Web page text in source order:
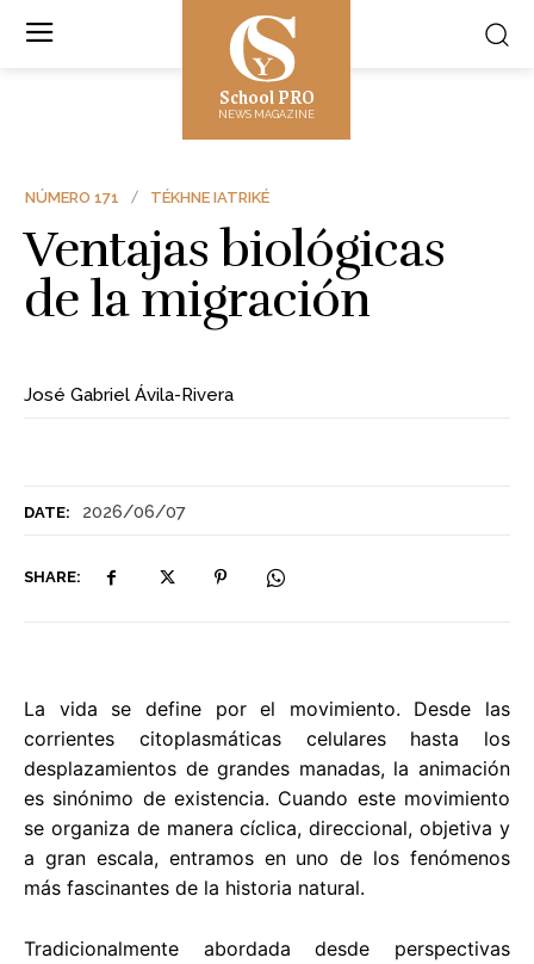
School PRO
NEWS MAGAZINE
DATE: 2026/06/07
SHARE:
NÚMERO 171 TÉKHNE IATRIKÉ
Ventajas biológicas
de la migración
José Gabriel Ávila-Rivera
La vida se define por el movimiento. Desde las
corrientes citoplasmáticas celulares hasta los
desplazamientos de grandes manadas, la animación
es sinónimo de existencia. Cuando este movimiento
se organiza de manera cíclica, direccional, objetiva y
a gran escala, entramos en uno de los fenómenos
más fascinantes de la historia natural.
Tradicionalmente abordada desde perspectivas